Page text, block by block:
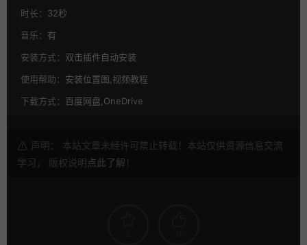
时长： 32秒
音乐： 有
安装方式： 双击插件自动安装
使用帮助： 安装位置图,视频教程
下载方式： 百度网盘,OneDrive
声明： 本站文章未经许可禁止转载！本站仅供资源信息交流
学习， 版权说明点此了解 ！